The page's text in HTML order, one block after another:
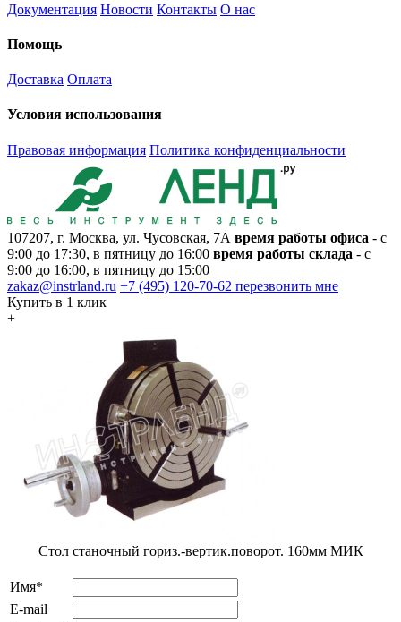
Документация Новости Контакты О нас
Помощь
Доставка Оплата
Условия использования
Правовая информация Политика конфиденциальности
107207, г. Москва, ул. Чусовская, 7А время работы офиса - с
9:00 до 17:30, в пятницу до 16:00 время работы склада - с
9:00 до 16:00, в пятницу до 15:00
zakaz@instrland.ru +7 (495) 120-70-62 перезвонить мне
Купить в 1 клик
+
Стол станочный гориз.-вертик.поворот. 160мм МИК
Имя*
E-mail